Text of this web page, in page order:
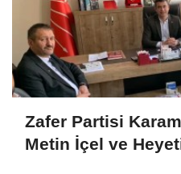
Zafer Partisi
Metin İçel ve